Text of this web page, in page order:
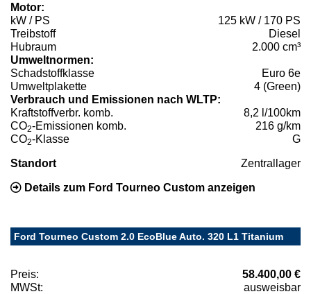
Motor:
kW / PS
125 kW / 170 PS
Treibstoff
Diesel
Hubraum
2.000 cm³
Umweltnormen:
Schadstoffklasse
Euro 6e
Umweltplakette
4 (Green)
Verbrauch und Emissionen nach WLTP:
Kraftstoffverbr. komb.
8,2 l/100km
CO2-Emissionen komb.
216 g/km
CO2-Klasse G
Standort Zentrallager
Details zum Ford Tourneo Custom anzeigen
Ford Tourneo Custom 2.0 EcoBlue Auto. 320 L1 Titanium
Preis:
58.400,00 €
MWSt:
ausweisbar